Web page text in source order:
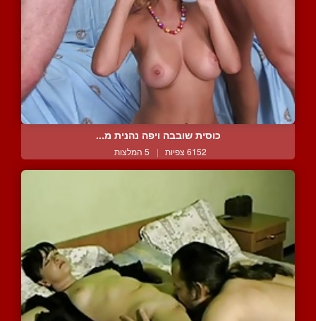
כוסית שובבה ויפה נהנית מ...
6152 צפיות | 5 המלצות